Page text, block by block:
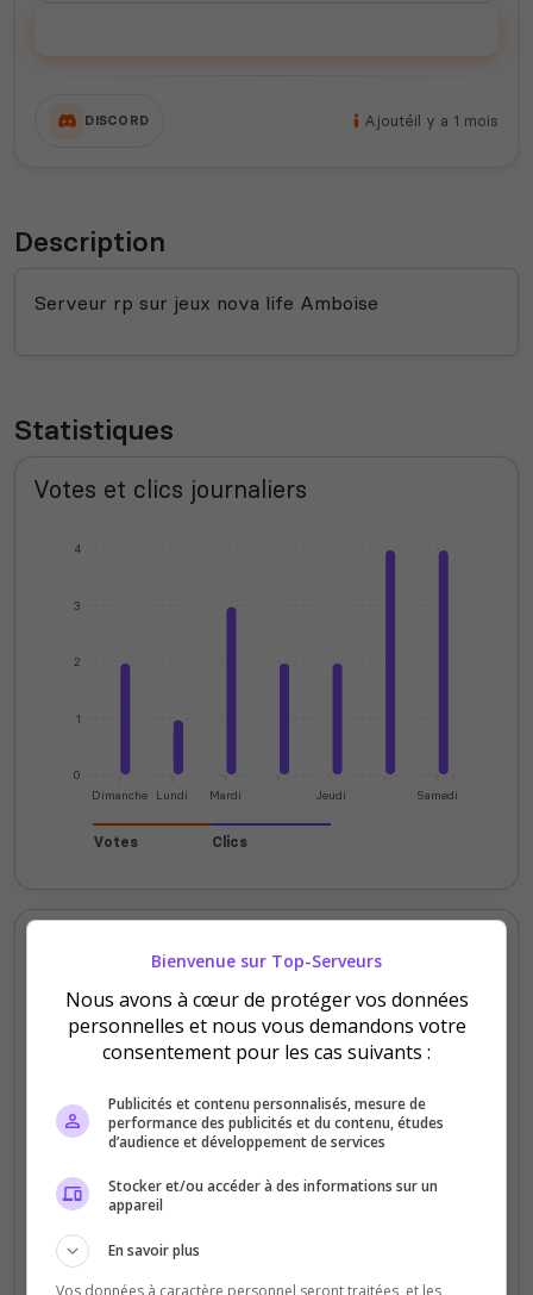
DISCORD Ajoutéil y a 1 mois
Description
Serveur rp sur jeux nova life Amboise
Statistiques
Votes et clics journaliers
0
1
2
3
4
Dimanche Lundi Mardi Jeudi Samedi
Votes Clics
100
200
Sept Oct Nov Déc
Bienvenue sur Top-Serveurs
Nous avons à cœur de protéger vos données
personnelles et nous vous demandons votre
consentement pour les cas suivants :
Publicités et contenu personnalisés, mesure de
performance des publicités et du contenu, études
d’audience et développement de services
Stocker et/ou accéder à des informations sur un
appareil
En savoir plus
Vos données à caractère personnel seront traitées, et les